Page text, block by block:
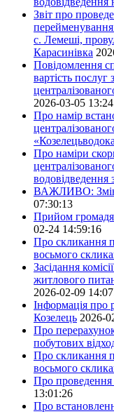
Звіт про
с. Лемеші,
Карасинівка
Повідомлення
вартість послуг
2026-03-05
Про намір
Про наміри
водовідведення
ВАЖЛИВО:
07:30:13
Прийом
02-24 14:59:16
Про скликання
восьмого
Засідання
житлового
2026-02-09
Інформація про
Козелець 2026-
Про
побутових
Про скликання
восьмого
Про проведення
13:01:26
Про